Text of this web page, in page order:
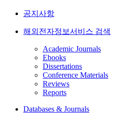
공지사항
해외전자정보서비스 검색
Academic Journals
Ebooks
Dissertations
Conference Materials
Reviews
Reports
Databases & Journals